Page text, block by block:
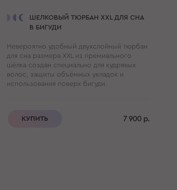
ШЕЛКОВЫЙ ТЮРБАН XXL ДЛЯ СНА
В БИГУДИ
Невероятно удобный двухслойный тюрбан
для сна размера XXL из премиального
шёлка создан специально для кудрявых
волос, защиты объёмных укладок и
использования поверх бигуди.
КУПИТЬ 7 900 р.